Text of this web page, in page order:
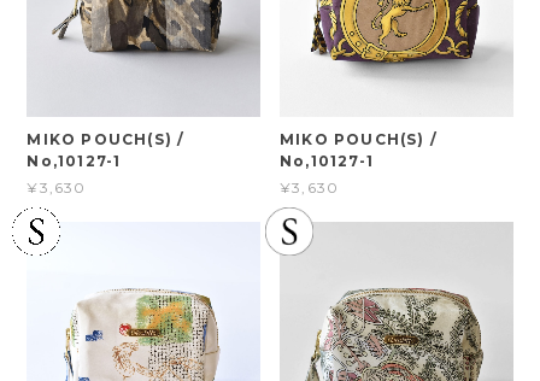
MIKO POUCH(S) /
No,10127-1
¥3,630
MIKO POUCH(S) /
No,10127-1
¥3,630